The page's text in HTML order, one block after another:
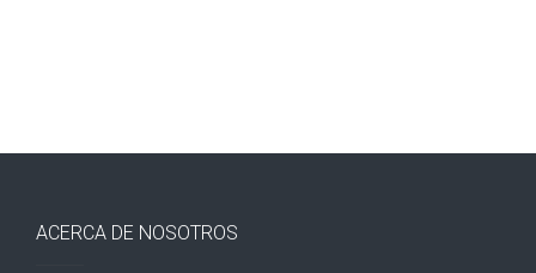
ACERCA DE NOSOTROS